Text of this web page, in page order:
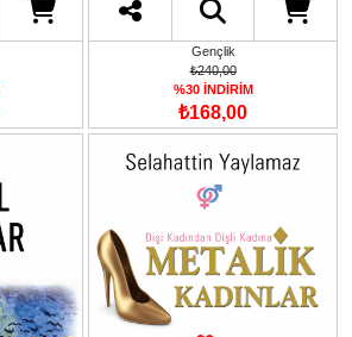
Gençlik
₺240,00
%30 İNDİRİM
₺168,00